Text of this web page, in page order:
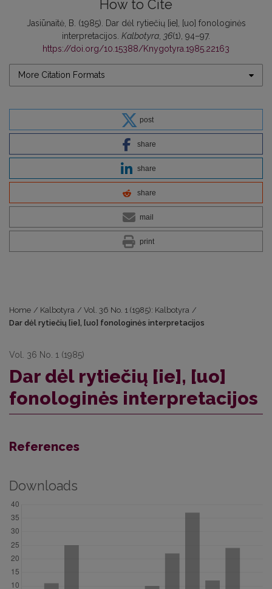
How to Cite
Jasiūnaitė, B. (1985). Dar dėl rytiečių [ie], [uo] fonologinės
interpretacijos. Kalbotyra 36(1), 94–97.
https://doi.org/10.15388/Knygotyra.1985.22163
More Citation Formats
post
share
share
share
mail
print
Home / Kalbotyra / Vol. 36 No. 1 (1985): Kalbotyra /
Dar dėl rytiečių [ie], [uo] fonologinės interpretacijos
Vol. 36 No. 1 (1985)
Dar dėl rytiečių [ie], [uo]
fonologinės interpretacijos
References
Downloads